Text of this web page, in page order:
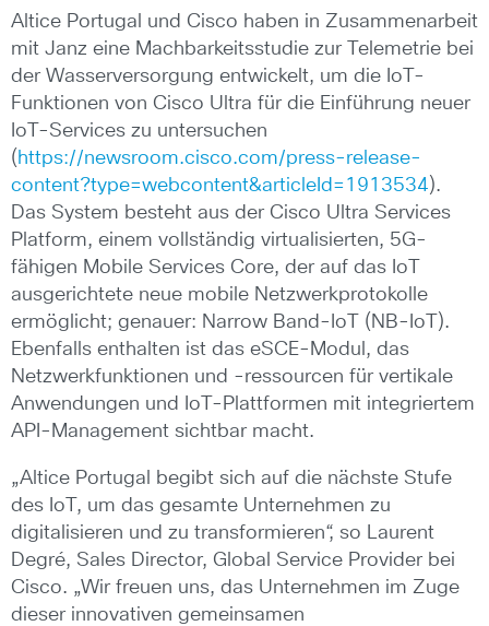
Altice Portugal und Cisco haben in Zusammenarbeit
mit Janz eine Machbarkeitsstudie zur Telemetrie bei
der Wasserversorgung entwickelt, um die IoT-
Funktionen von Cisco Ultra für die Einführung neuer
IoT-Services zu untersuchen
( https://newsroom.cisco.com/press-release-
content?type=webcontent&articleId=1913534).
Das System besteht aus der Cisco Ultra Services
Platform, einem vollständig virtualisierten, 5G-
fähigen Mobile Services Core, der auf das IoT
ausgerichtete neue mobile Netzwerkprotokolle
ermöglicht; genauer: Narrow Band-IoT (NB-IoT).
Ebenfalls enthalten ist das eSCE-Modul, das
Netzwerkfunktionen und -ressourcen für vertikale
Anwendungen und IoT-Plattformen mit integriertem
API-Management sichtbar macht.
„Altice Portugal begibt sich auf die nächste Stufe
des IoT, um das gesamte Unternehmen zu
digitalisieren und zu transformieren“, so Laurent
Degré, Sales Director, Global Service Provider bei
Cisco. „Wir freuen uns, das Unternehmen im Zuge
dieser innovativen gemeinsamen